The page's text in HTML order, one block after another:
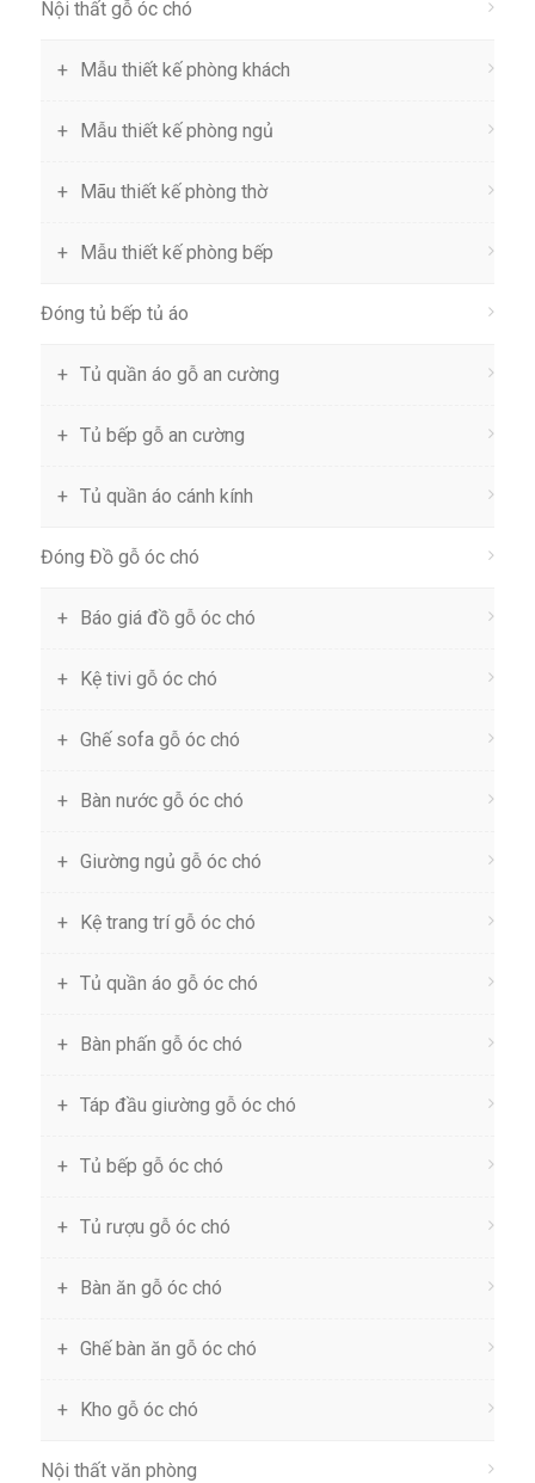
Nội thất gỗ óc chó
Mẫu thiết kế phòng khách
Mẫu thiết kế phòng ngủ
Mãu thiết kế phòng thờ
Mẫu thiết kế phòng bếp
Đóng tủ bếp tủ áo
Tủ quần áo gỗ an cường
Tủ bếp gỗ an cường
Tủ quần áo cánh kính
Đóng Đồ gỗ óc chó
Báo giá đồ gỗ óc chó
Kệ tivi gỗ óc chó
Ghế sofa gỗ óc chó
Bàn nước gỗ óc chó
Giường ngủ gỗ óc chó
Kệ trang trí gỗ óc chó
Tủ quần áo gỗ óc chó
Bàn phấn gỗ óc chó
Táp đầu giường gỗ óc chó
Tủ bếp gỗ óc chó
Tủ rượu gỗ óc chó
Bàn ăn gỗ óc chó
Ghế bàn ăn gỗ óc chó
Kho gỗ óc chó
Nội thất văn phòng